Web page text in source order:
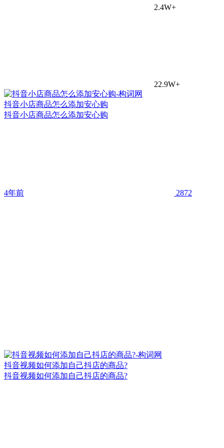
2.4W+
22.9W+
抖音小店商品怎么添加安心购
抖音小店商品怎么添加安心购
4年前 2872
抖音视频如何添加自己抖店的商品?
抖音视频如何添加自己抖店的商品?